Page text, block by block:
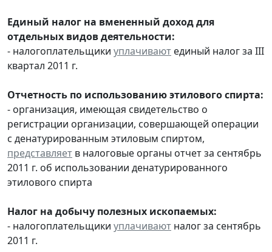
Единый налог на вмененный доход для
отдельных видов деятельности:
- налогоплательщики уплачивают единый налог за III
квартал 2011 г.
Отчетность по использованию этилового спирта:
- организация, имеющая свидетельство о
регистрации организации, совершающей операции
с денатурированным этиловым спиртом,
представляет в налоговые органы отчет за сентябрь
2011 г. об использовании денатурированного
этилового спирта
Налог на добычу полезных ископаемых:
- налогоплательщики уплачивают налог за сентябрь
2011 г.